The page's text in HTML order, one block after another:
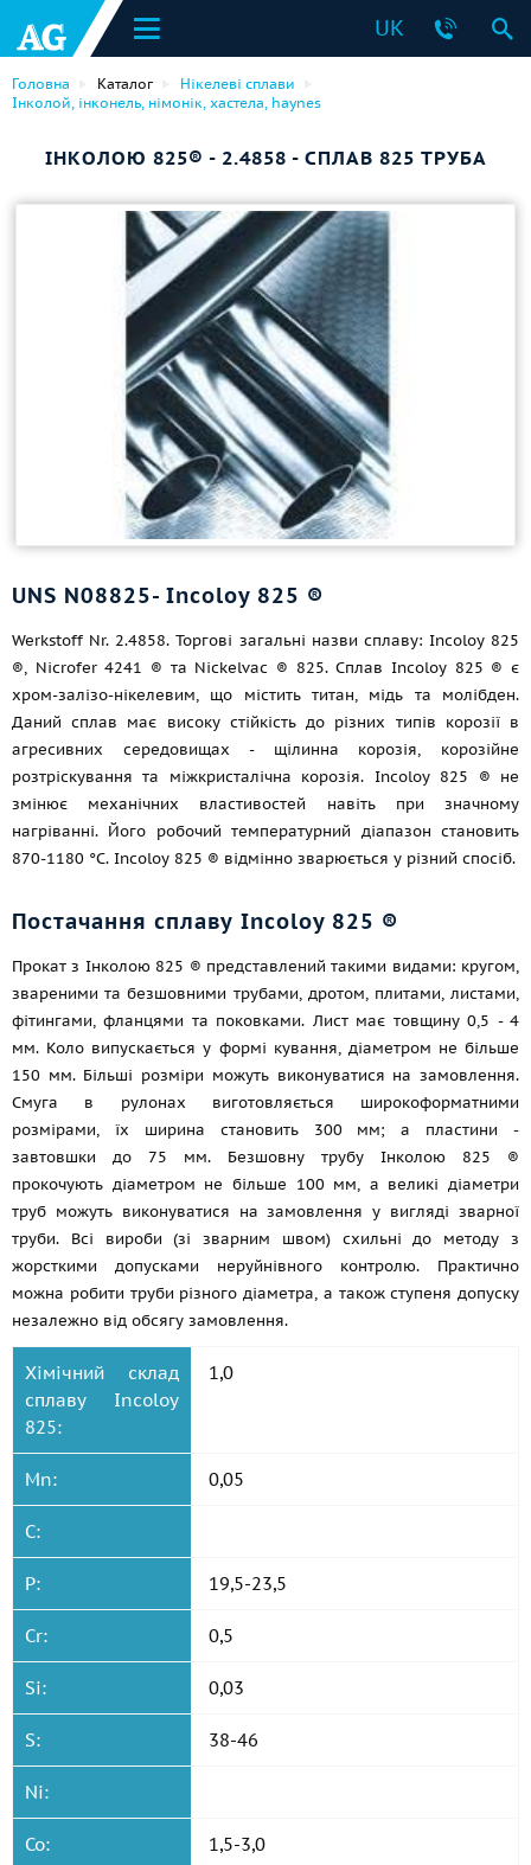
UK
Головна Каталог
Нікелеві сплави
Інколой, інконель, німонік, хастела, haynes
ІНКОЛОЮ 825® - 2.4858 - СПЛАВ 825 ТРУБА
UNS N08825- Incoloy 825 ®
Werkstoff Nr. 2.4858. Торгові загальні назви сплаву: Incoloy 825
®, Nicrofer 4241 ® та Nickelvac ® 825. Сплав Incoloy 825 ® є
хром-залізо-нікелевим, що містить титан, мідь та молібден.
Даний сплав має високу стійкість до різних типів корозії в
агресивних середовищах - щілинна корозія, корозійне
розтріскування та міжкристалічна корозія. Incoloy 825 ® не
змінює механічних властивостей навіть при значному
нагріванні. Його робочий температурний діапазон становить
870-1180 °C. Incoloy 825 ® відмінно зварюється у різний спосіб.
Постачання сплаву Incoloy 825 ®
Прокат з Інколою 825 ® представлений такими видами: кругом,
звареними та безшовними трубами, дротом, плитами, листами,
фітингами, фланцями та поковками. Лист має товщину 0,5 - 4
мм. Коло випускається у формі кування, діаметром не більше
150 мм. Більші розміри можуть виконуватися на замовлення.
Смуга в рулонах виготовляється широкоформатними
розмірами, їх ширина становить 300 мм; а пластини -
завтовшки до 75 мм. Безшовну трубу Інколою 825 ®
прокочують діаметром не більше 100 мм, а великі діаметри
труб можуть виконуватися на замовлення у вигляді зварної
труби. Всі вироби (зі зварним швом) схильні до методу з
жорсткими допусками неруйнівного контролю. Практично
можна робити труби різного діаметра, а також ступеня допуску
незалежно від обсягу замовлення.
Хімічний склад
сплаву Incoloy
825:
1,0
Mn: 0,05
C:
P: 19,5-23,5
Cr: 0,5
Si: 0,03
S: 38-46
Ni:
Co: 1,5-3,0